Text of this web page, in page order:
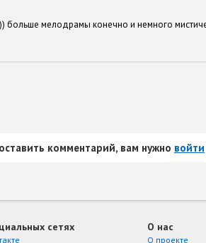
больше мелодрамы конечно и немного
комментарий, вам нужно войти
сетях О нас
О проекте